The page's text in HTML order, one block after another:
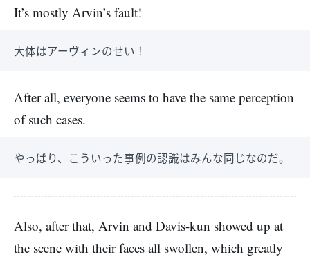
It’s mostly Arvin’s fault!
大体はアーヴィンのせい！
After all, everyone seems to have the same perception
of such cases.
やっぱり、こういった事例の認識はみんな同じなのだ。
Also, after that, Arvin and Davis-kun showed up at
the scene with their faces all swollen, which greatly